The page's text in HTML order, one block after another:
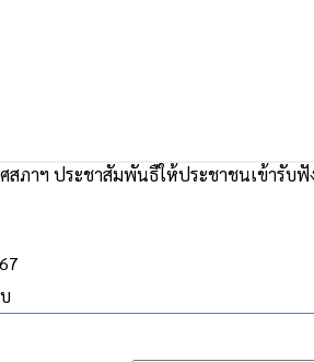
สภาฯ ประชาสัมพันธืให้ประชาชนเข้ารับ